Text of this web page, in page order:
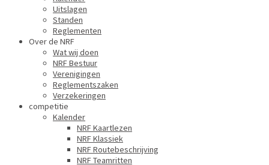
Uitslagen
Standen
Reglementen
Over de NRF
Wat wij doen
NRF Bestuur
Verenigingen
Reglementszaken
Verzekeringen
competitie
Kalender
NRF Kaartlezen
NRF Klassiek
NRF Routebeschrijving
NRF Teamritten